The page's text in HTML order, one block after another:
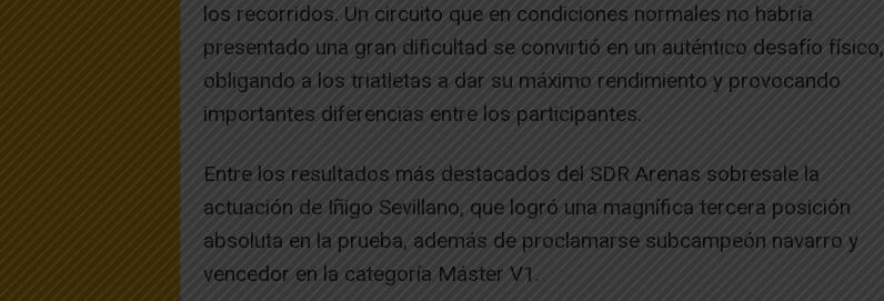
los recorridos. Un circuito que en condiciones normales no habría
presentado una gran dificultad se convirtió en un auténtico desafío físico,
obligando a los triatletas a dar su máximo rendimiento y provocando
importantes diferencias entre los participantes.
Entre los resultados más destacados del SDR Arenas sobresale la
actuación de Iñigo Sevillano, que logró una magnífica tercera posición
absoluta en la prueba, además de proclamarse subcampeón navarro y
vencedor en la categoría Máster V1.